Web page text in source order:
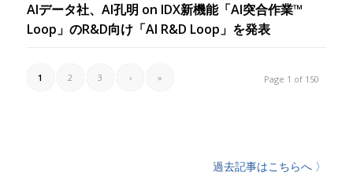
AIデータ社、AI孔明 on IDX新機能「AI突合作業™︎
Loop」のR&D向け「AI R&D Loop」を発表
Page 1 of 150
1 2 3 › »
過去記事はこちらへ 〉